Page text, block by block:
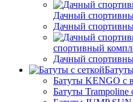
Дачный
Дачный
спортивный
Дачный
Батуты KENGO с
Батуты Trampoline